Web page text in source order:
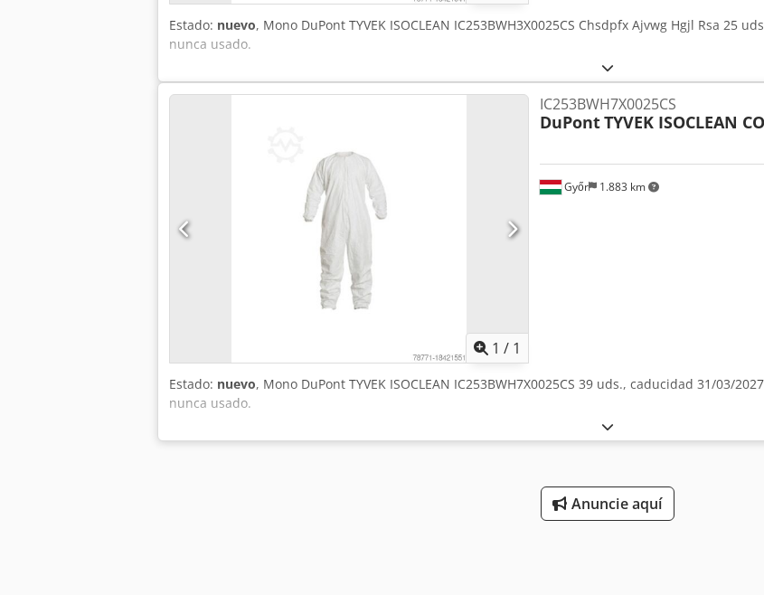
Estado: nuevo, Mono DuPont TYVEK ISOCLEAN IC253BWH3X0025CS Chsdpfx Ajvwg Hgjl Rsa 25
nunca usado.
1 / 1
Győr 1.883 km
IC253BWH7X0025CS
DuPontTYVEK ISOCLEAN
Estado: nuevo, Mono DuPont TYVEK ISOCLEAN IC253BWH7X0025CS 39 uds., caducidad 31/03/
nunca usado.
Anuncie aquí